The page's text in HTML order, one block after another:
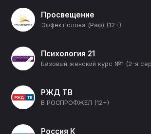
Просвещение
Эффект слова (Раф) (12+)
Психология 21
Базовый женский курс №1 (2-я
РЖД ТВ
В РОСПРОФЖЕЛ (12+)
Россия К